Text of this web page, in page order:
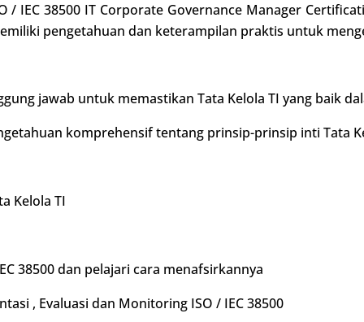
/ IEC 38500 IT Corporate Governance Manager
pengetahuan dan keterampilan praktis untuk
jawab untuk memastikan Tata Kelola TI yang baik
komprehensif tentang prinsip-prinsip inti Tata
Kelola TI
38500 dan pelajari cara menafsirkannya
, Evaluasi dan Monitoring ISO / IEC 38500